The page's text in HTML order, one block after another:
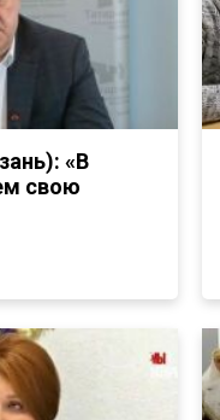
«В
свою